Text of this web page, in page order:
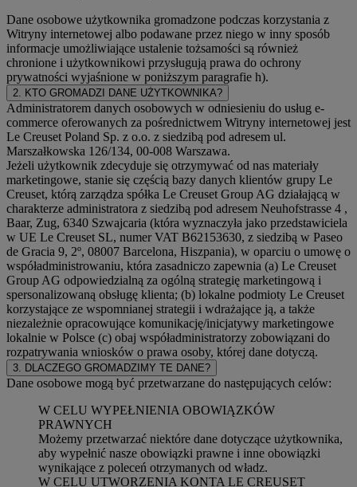
Dane osobowe użytkownika gromadzone podczas korzystania z
Witryny internetowej albo podawane przez niego w inny sposób
informacje umożliwiające ustalenie tożsamości są również
chronione i użytkownikowi przysługują prawa do ochrony
prywatności wyjaśnione w poniższym paragrafie h).
2. KTO GROMADZI DANE UŻYTKOWNIKA?
Administratorem danych osobowych w odniesieniu do usług e-
commerce oferowanych za pośrednictwem Witryny internetowej jest
Le Creuset Poland Sp. z o.o. z siedzibą pod adresem ul.
Marszałkowska 126/134, 00-008 Warszawa.
Jeżeli użytkownik zdecyduje się otrzymywać od nas materiały
marketingowe, stanie się częścią bazy danych klientów grupy Le
Creuset, którą zarządza spółka Le Creuset Group AG działającą w
charakterze administratora z siedzibą pod adresem Neuhofstrasse 4 ,
Baar, Zug, 6340 Szwajcaria (która wyznaczyła jako przedstawiciela
w UE Le Creuset SL, numer VAT B62153630, z siedzibą w Paseo
de Gracia 9, 2º, 08007 Barcelona, Hiszpania), w oparciu o umowę o
współadministrowaniu, która zasadniczo zapewnia (a) Le Creuset
Group AG odpowiedzialną za ogólną strategię marketingową i
spersonalizowaną obsługę klienta; (b) lokalne podmioty Le Creuset
korzystające ze wspomnianej strategii i wdrażające ją, a także
niezależnie opracowujące komunikację/inicjatywy marketingowe
lokalnie w Polsce (c) obaj współadministratorzy zobowiązani do
rozpatrywania wniosków o prawa osoby, której dane dotyczą.
3. DLACZEGO GROMADZIMY TE DANE?
Dane osobowe mogą być przetwarzane do następujących celów:
W CELU WYPEŁNIENIA OBOWIĄZKÓW
PRAWNYCH
Możemy przetwarzać niektóre dane dotyczące użytkownika,
aby wypełnić nasze obowiązki prawne i inne obowiązki
wynikające z poleceń otrzymanych od władz.
W CELU UTWORZENIA KONTA LE CREUSET